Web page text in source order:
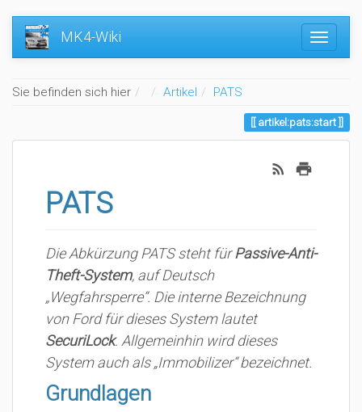
MK4-Wiki
Sie befinden sich hier Home
Artikel PATS
artikel:pats:start
PATS
Die Abkürzung PATS steht fürPassive-Anti-
Theft-System, auf Deutsch
„Wegfahrsperre“. Die interne Bezeichnung
von Ford für dieses System lautet
SecuriLock. Allgemeinhin wird dieses
System auch als „Immobilizer“ bezeichnet.
Grundlagen